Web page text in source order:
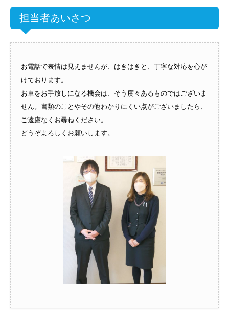
担当者あいさつ
お電話で表情は見えませんが、はきはきと、丁寧な対応を心が
けております。
お車をお手放しになる機会は、そう度々あるものではございま
せん。書類のことやその他わかりにくい点がございましたら、
ご遠慮なくお尋ねください。
どうぞよろしくお願いします。